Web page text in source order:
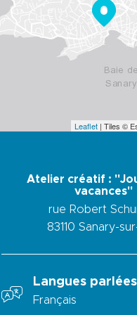
Leaflet | Tiles ©
Atelier créatif :
vacances"
rue Robert
83110 Sanary-
Langues parlées
Français